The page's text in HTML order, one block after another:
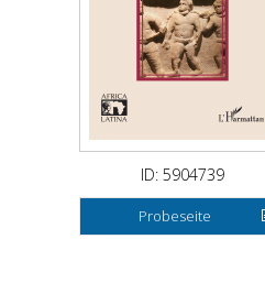
ID: 5904739
Probeseite